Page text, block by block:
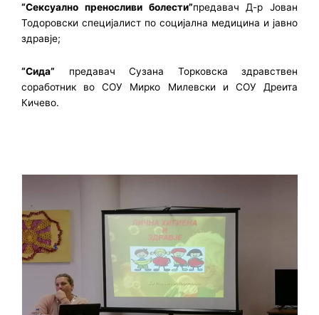
“Сексуално преносливи болести”предавач Д-р Јован
Тодоровски специјалист по социјална медицина и јавно
здравје;
“Сида” предавач Сузана Торковска здравствен
соработник во СОУ Мирко Милевски и СОУ Дреита
Кичево.